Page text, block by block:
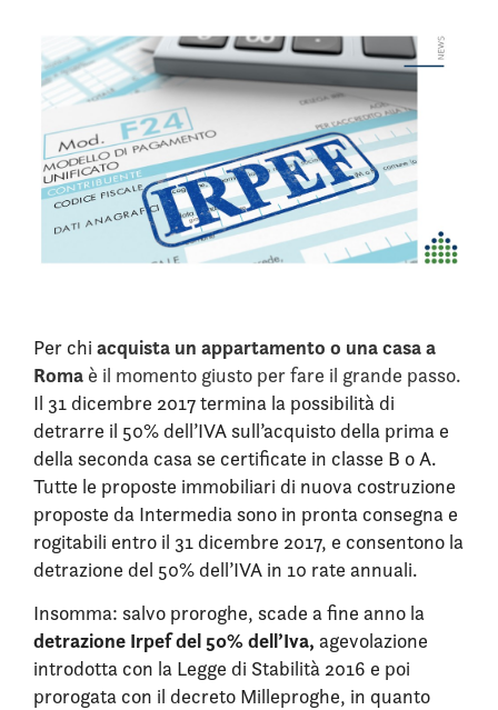
Per chi acquista un appartamento o una casa a
Roma è il momento giusto per fare il grande passo.
Il 31 dicembre 2017 termina la possibilità di
detrarre il 50% dell’IVA sull’acquisto della prima e
della seconda casa se certificate in classe B o A.
Tutte le proposte immobiliari di nuova costruzione
proposte da Intermedia sono in pronta consegna e
rogitabili entro il 31 dicembre 2017, e consentono la
detrazione del 50% dell’IVA in 10 rate annuali.
Insomma: salvo proroghe, scade a fine anno la
detrazione Irpef del 50% dell’Iva, agevolazione
introdotta con la Legge di Stabilità 2016 e poi
prorogata con il decreto Milleproghe, in quanto